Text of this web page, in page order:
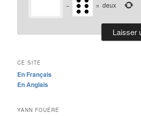
− = deux
CE SITE
En Français
En Anglais
YANN FOUÉRÉ